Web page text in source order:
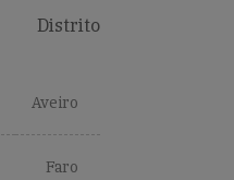
Distrito
Aveiro
Faro